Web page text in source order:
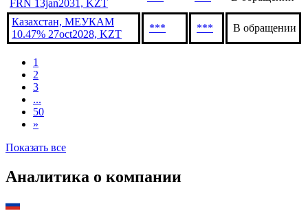
FRN 13jan2031, KZT
Казахстан, МЕУКАМ
10.47% 27oct2028, KZT
*** *** В обращении
1
2
3
...
50
»
Показать все
Аналитика о компании